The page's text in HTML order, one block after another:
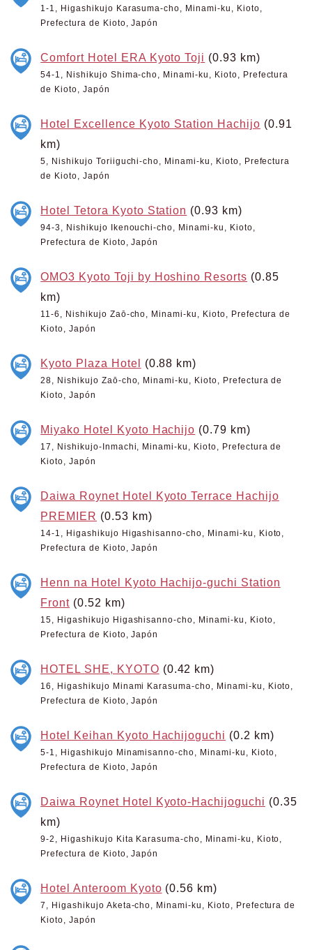
1-1, Higashikujo Karasuma-cho, Minami-ku, Kioto,
Prefectura de Kioto, Japón
Comfort Hotel ERA Kyoto Toji (0.93 km)
54-1, Nishikujo Shima-cho, Minami-ku, Kioto, Prefectura
de Kioto, Japón
Hotel Excellence Kyoto Station Hachijo (0.91
km)
5, Nishikujo Toriiguchi-cho, Minami-ku, Kioto, Prefectura
de Kioto, Japón
Hotel Tetora Kyoto Station (0.93 km)
94-3, Nishikujo Ikenouchi-cho, Minami-ku, Kioto,
Prefectura de Kioto, Japón
OMO3 Kyoto Toji by Hoshino Resorts (0.85
km)
11-6, Nishikujo Zaō-cho, Minami-ku, Kioto, Prefectura de
Kioto, Japón
Kyoto Plaza Hotel (0.88 km)
28, Nishikujo Zaō-cho, Minami-ku, Kioto, Prefectura de
Kioto, Japón
Miyako Hotel Kyoto Hachijo (0.79 km)
17, Nishikujo-Inmachi, Minami-ku, Kioto, Prefectura de
Kioto, Japón
Daiwa Roynet Hotel Kyoto Terrace Hachijo
PREMIER (0.53 km)
14-1, Higashikujo Higashisanno-cho, Minami-ku, Kioto,
Prefectura de Kioto, Japón
Henn na Hotel Kyoto Hachijo-guchi Station
Front (0.52 km)
15, Higashikujo Higashisanno-cho, Minami-ku, Kioto,
Prefectura de Kioto, Japón
HOTEL SHE, KYOTO (0.42 km)
16, Higashikujo Minami Karasuma-cho, Minami-ku, Kioto,
Prefectura de Kioto, Japón
Hotel Keihan Kyoto Hachijoguchi (0.2 km)
5-1, Higashikujo Minamisanno-cho, Minami-ku, Kioto,
Prefectura de Kioto, Japón
Daiwa Roynet Hotel Kyoto-Hachijoguchi (0.35
km)
9-2, Higashikujo Kita Karasuma-cho, Minami-ku, Kioto,
Prefectura de Kioto, Japón
Hotel Anteroom Kyoto (0.56 km)
7, Higashikujo Aketa-cho, Minami-ku, Kioto, Prefectura de
Kioto, Japón